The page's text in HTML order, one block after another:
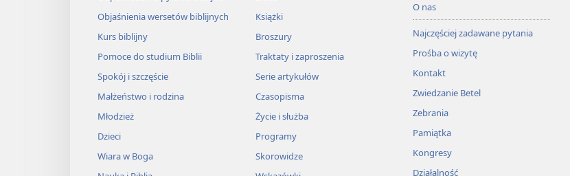
Objaśnienia wersetów biblijnych
Kurs biblijny
Pomoce do studium Biblii
Spokój i szczęście
Małżeństwo i rodzina
Młodzież
Dzieci
Wiara w Boga
Książki
Broszury
Traktaty i zaproszenia
Serie artykułów
Czasopisma
Życie i służba
Programy
Skorowidze
O nas
Najczęściej zadawane pytania
Prośba o wizytę
Kontakt
Zwiedzanie Betel
Zebrania
Pamiątka
Kongresy
Działalność